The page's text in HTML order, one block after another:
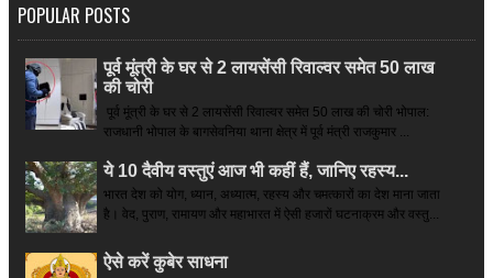
POPULAR POSTS
पूर्व मूंत्री के घर से 2 लायसेंसी रिवाल्वर समेत 50 लाख
की चोरी
पूर्व मूंत्री के घर से 2 लायसेंसी रिवाल्वर समेत 50 लाख की चोरी भोपाल:
राजधानी भोपाल के बागसेवनिया थाना क्षेत्र में पूर्व मंत्री राजकुमार ...
ये 10 दैवीय वस्तुएं आज भी कहीं हैं, जानिए रहस्य...
भारत देश को योग, ध्यान, अध्यात्म, रहस्य और चमत्कारों का देश माना जाता
है। वेद, पुराण, रामायण और महाभारत में ऐसी हजारों घटनाक्रम और वस्तु...
ऐसे करें कुबेर साधना